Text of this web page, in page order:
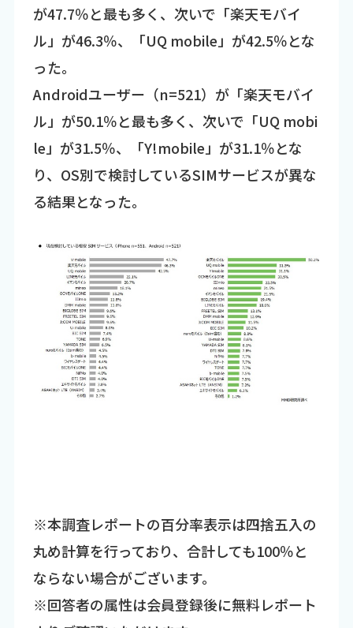
が47.7％と最も多く、次いで「楽天モバイ
ル」が46.3％、「UQ mobile」が42.5％とな
った。
Androidユーザー（n=521）が「楽天モバイ
ル」が50.1％と最も多く、次いで「UQ mobi
le」が31.5％、「Y!mobile」が31.1％とな
り、OS別で検討しているSIMサービスが異な
る結果となった。
※本調査レポートの百分率表示は四捨五入の
丸め計算を行っており、合計しても100％と
ならない場合がございます。
※回答者の属性は会員登録後に無料レポート